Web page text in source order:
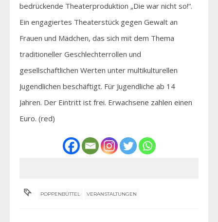
bedrückende Theaterproduktion „Die war nicht so!“.
Ein engagiertes Theaterstück gegen Gewalt an
Frauen und Mädchen, das sich mit dem Thema
traditioneller Geschlechterrollen und
gesellschaftlichen Werten unter multikulturellen
Jugendlichen beschäftigt. Für Jugendliche ab 14
Jahren. Der Eintritt ist frei. Erwachsene zahlen einen
Euro. (red)
POPPENBÜTTEL VERANSTALTUNGEN